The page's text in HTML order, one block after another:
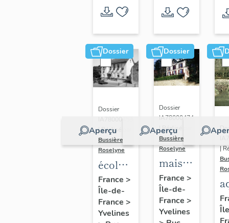
Dossier
Aperçu
Dossier
| Réalisé par
Bussière
Roselyne
école
primaire
de
filles,
France >
Île-de-
France >
Yvelines
Dossier
Aperçu
Dossier
IA78000474
| Réalisé par
Bussière
Roselyne
maison
dite
villa
Saint
Marie
France >
Île-de-
France >
Yvelines
|